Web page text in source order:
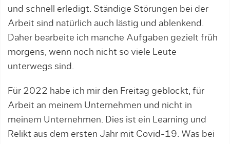
und schnell erledigt. Ständige Störungen bei der
Arbeit sind natürlich auch lästig und ablenkend.
Daher bearbeite ich manche Aufgaben gezielt früh
morgens, wenn noch nicht so viele Leute
unterwegs sind.
Für 2022 habe ich mir den Freitag geblockt, für
Arbeit an meinem Unternehmen und nicht in
meinem Unternehmen. Dies ist ein Learning und
Relikt aus dem ersten Jahr mit Covid-19. Was bei